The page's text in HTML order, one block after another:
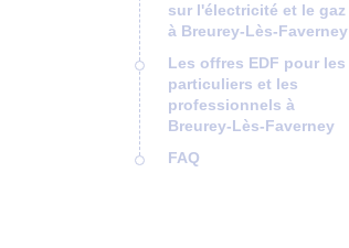
sur l'électricité et le gaz
à Breurey-Lès-Faverney
Les offres EDF pour les
particuliers et les
professionnels à
Breurey-Lès-Faverney
FAQ